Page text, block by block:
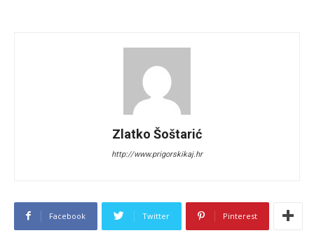
Zlatko Šoštarić
http://www.prigorskikaj.hr
Facebook Twitter Pinterest